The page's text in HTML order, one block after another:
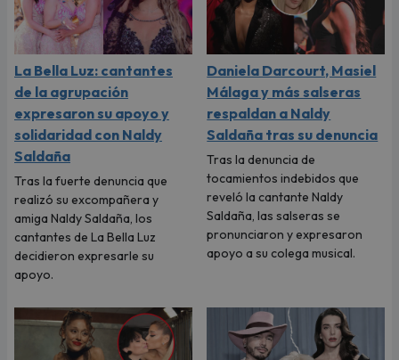
La Bella Luz: cantantes
de la agrupación
expresaron su apoyo y
solidaridad con Naldy
Saldaña
Tras la fuerte denuncia que
realizó su excompañera y
amiga Naldy Saldaña, los
cantantes de La Bella Luz
decidieron expresarle su
apoyo.
Daniela Darcourt, Masiel
Málaga y más salseras
respaldan a Naldy
Saldaña tras su denuncia
Tras la denuncia de
tocamientos indebidos que
reveló la cantante Naldy
Saldaña, las salseras se
pronunciaron y expresaron
apoyo a su colega musical.